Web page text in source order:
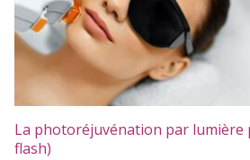
La photoréjuvénation par lumière
flash)